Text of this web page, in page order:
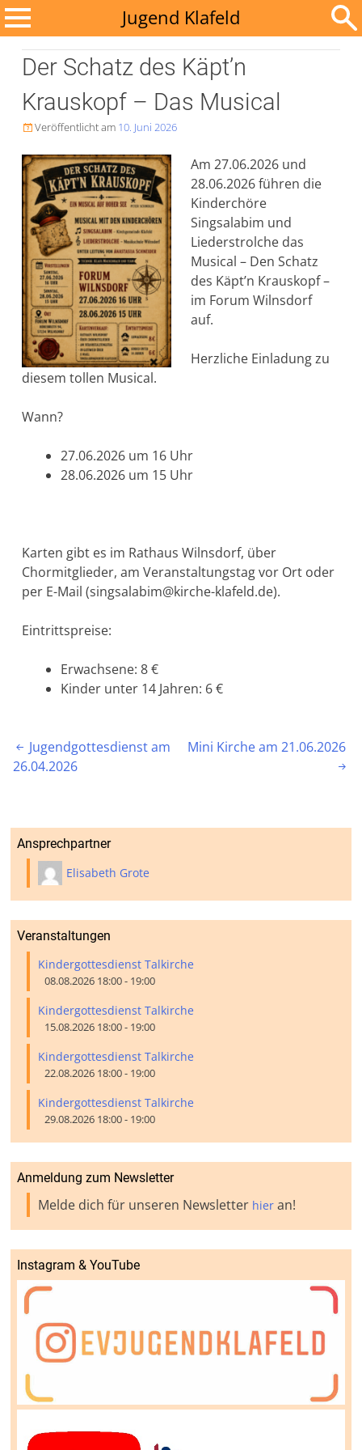
Zum
Inhalt
springen
Jugend Klafeld
Suchen
nach:Der Schatz des Käpt’n
Krauskopf – Das Musical
Veröffentlicht am 10. Juni 2026
Am 27.06.2026 und
28.06.2026 führen die
Kinderchöre
Singsalabim und
Liederstrolche das
Musical – Den Schatz
des Käpt’n Krauskopf –
im Forum Wilnsdorf
auf.
Herzliche Einladung zu
diesem tollen Musical.
Wann?
27.06.2026 um 16 Uhr
28.06.2026 um 15 Uhr
Karten gibt es im Rathaus Wilnsdorf, über
Chormitglieder, am Veranstaltungstag vor Ort oder
per E-Mail (singsalabim@kirche-klafeld.de).
Eintrittspreise:
Erwachsene: 8 €
Kinder unter 14 Jahren: 6 €
Beitragsnavigation
 Jugendgottesdienst am
26.04.2026
Mini Kirche am 21.06.2026

Ansprechpartner
Elisabeth Grote
Veranstaltungen
Kindergottesdienst Talkirche
08.08.2026 18:00 - 19:00
Kindergottesdienst Talkirche
15.08.2026 18:00 - 19:00
Kindergottesdienst Talkirche
22.08.2026 18:00 - 19:00
Kindergottesdienst Talkirche
29.08.2026 18:00 - 19:00
Anmeldung zum Newsletter
Melde dich für unseren Newsletter hier an!
Instagram & YouTube